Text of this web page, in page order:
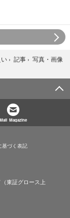
い › 記事 › 写真・画像
Mail Magazine
基づく表記
東証グロース上